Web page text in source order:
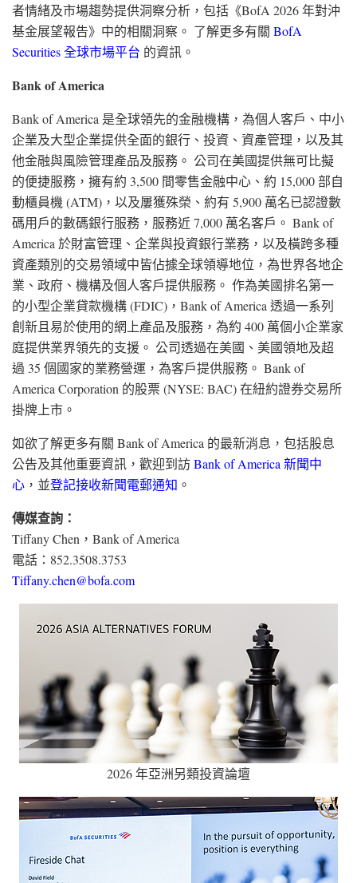
者情緒及市場趨勢提供洞察分析，包括《BofA 2026 年對沖
基金展望報告》中的相關洞察。 了解更多有關 BofA
Securities 全球市場平台 的資訊。
Bank of America
Bank of America 是全球領先的金融機構，為個人客戶、中小
企業及大型企業提供全面的銀行、投資、資產管理，以及其
他金融與風險管理產品及服務。 公司在美國提供無可比擬
的便捷服務，擁有約 3,500 間零售金融中心、約 15,000 部自
動櫃員機 (ATM)，以及屢獲殊榮、約有 5,900 萬名已認證數
碼用戶的數碼銀行服務，服務近 7,000 萬名客戶。 Bank of
America 於財富管理、企業與投資銀行業務，以及橫跨多種
資產類別的交易領域中皆佔據全球領導地位，為世界各地企
業、政府、機構及個人客戶提供服務。 作為美國排名第一
的小型企業貸款機構 (FDIC)，Bank of America 透過一系列
創新且易於使用的網上產品及服務，為約 400 萬個小企業家
庭提供業界領先的支援。 公司透過在美國、美國領地及超
過 35 個國家的業務營運，為客戶提供服務。 Bank of
America Corporation 的股票 (NYSE: BAC) 在紐約證券交易所
掛牌上市。
如欲了解更多有關 Bank of America 的最新消息，包括股息
公告及其他重要資訊，歡迎到訪Bank of America 新聞中
心 ，並登記接收新聞電郵通知 。
傳媒查詢：
Tiffany Chen，Bank of America
電話：852.3508.3753
Tiffany.chen@bofa.com
2026 年亞洲另類投資論壇